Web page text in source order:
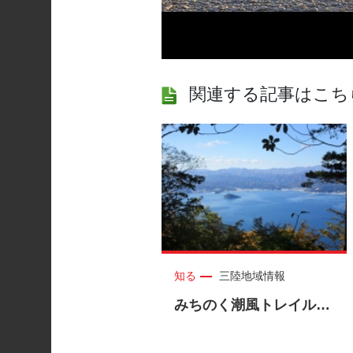
関連する記事はこち
知る 三陸地域情報
みちのく潮風トレイルを歩こう＜三陸沿岸各市町村＞